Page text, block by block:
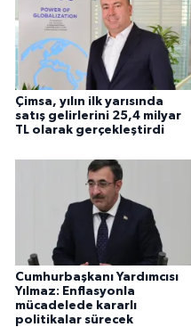
Çimsa, yılın ilk yarısında
satış gelirlerini 25,4 milyar
TL olarak gerçekleştirdi
Cumhurbaşkanı Yardımcısı
Yılmaz: Enflasyonla
mücadelede kararlı
politikalar sürecek